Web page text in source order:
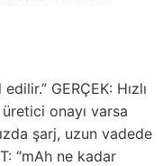
GERÇEK: Hızlı
onayı varsa
şarj, uzun vadede
“mAh ne kadar